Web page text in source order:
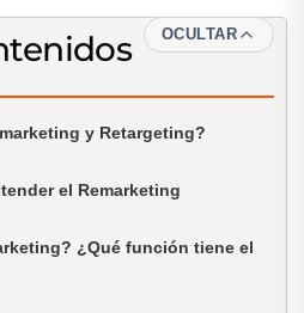
OCULTAR
y Retargeting?
el Remarketing
¿Qué función tiene el